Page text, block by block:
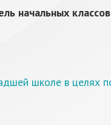
начальных классов
школе в целях